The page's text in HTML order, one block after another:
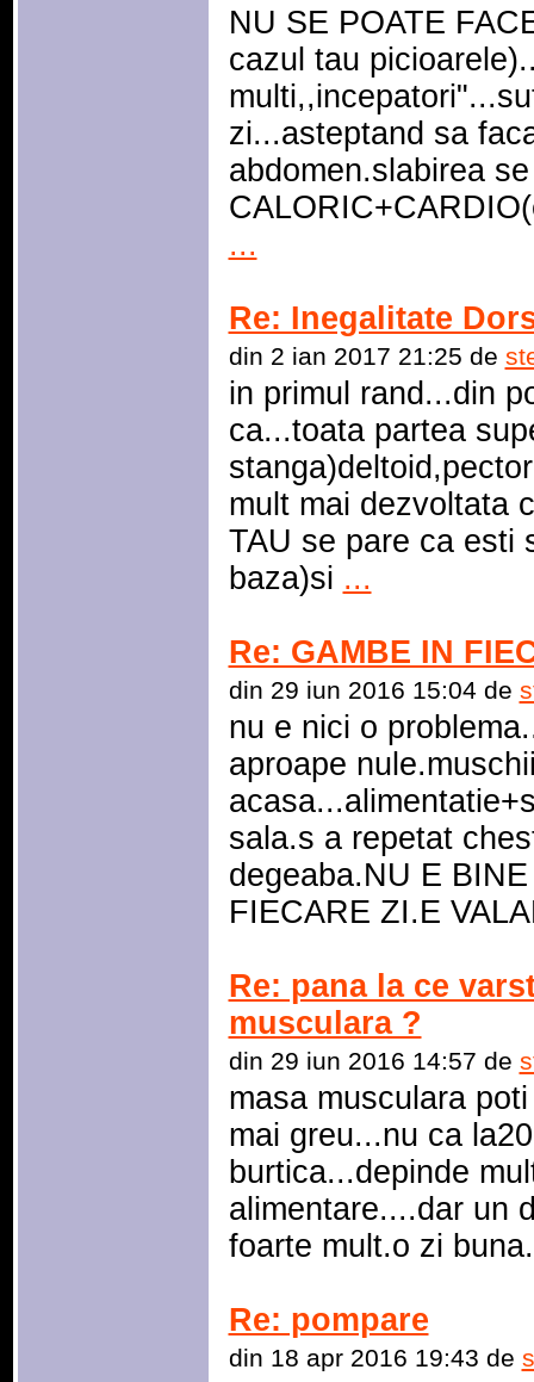
NU SE POATE
cazul tau
zi...asteptand sa
abdomen.slabirea
...
Re: Inegalitate
din 2 ian 2017 21:25 de
in primul rand...din
ca...toata partea
mult mai dezvoltata
TAU se pare ca esti
baza)si ...
Re: GAMBE IN
din 29 iun 2016 15:04 de
nu e nici o
aproape
sala.s a repetat
degeaba.NU E
FIECARE ZI.E
Re: pana la ce
musculara ?
din 29 iun 2016 14:57 de
masa musculara
mai greu...nu ca
burtica...depinde
alimentare....dar un
foarte mult.o zi buna.
Re: pompare
din 18 apr 2016 19:43 de